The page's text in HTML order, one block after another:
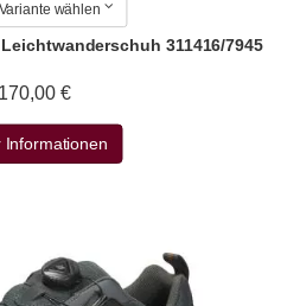
wählen
Leichtwanderschuh 311416/7945
170,00 €
Informationen